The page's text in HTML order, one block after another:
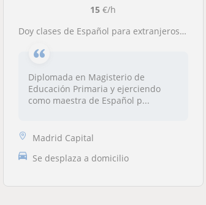
15 €/h
Doy clases de Español para extranjeros para niños y adultos
Diplomada en Magisterio de
Educación Primaria y ejerciendo
como maestra de Español p...
Madrid Capital
Se desplaza a domicilio